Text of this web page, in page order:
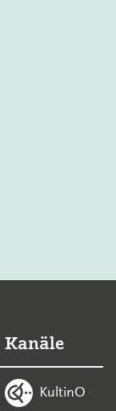
Kanäle
KultinO